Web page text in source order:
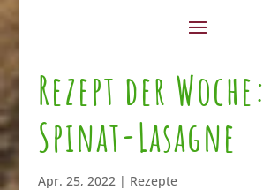
Rezept der Woche:
Spinat-Lasagne
Apr. 25, 2022 | Rezepte